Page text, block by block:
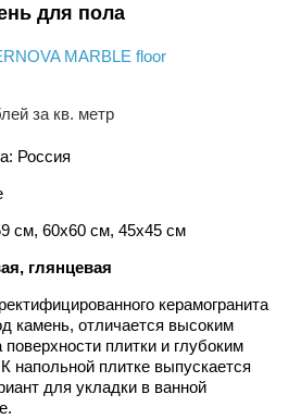
для пола
MARBLE floor
за кв. метр
Россия
см, 60x60 см, 45x45 см
глянцевая
керамогранита
камень, отличается высоким
поверхности плитки и глубоким
напольной плитке выпускается
для укладки в ванной